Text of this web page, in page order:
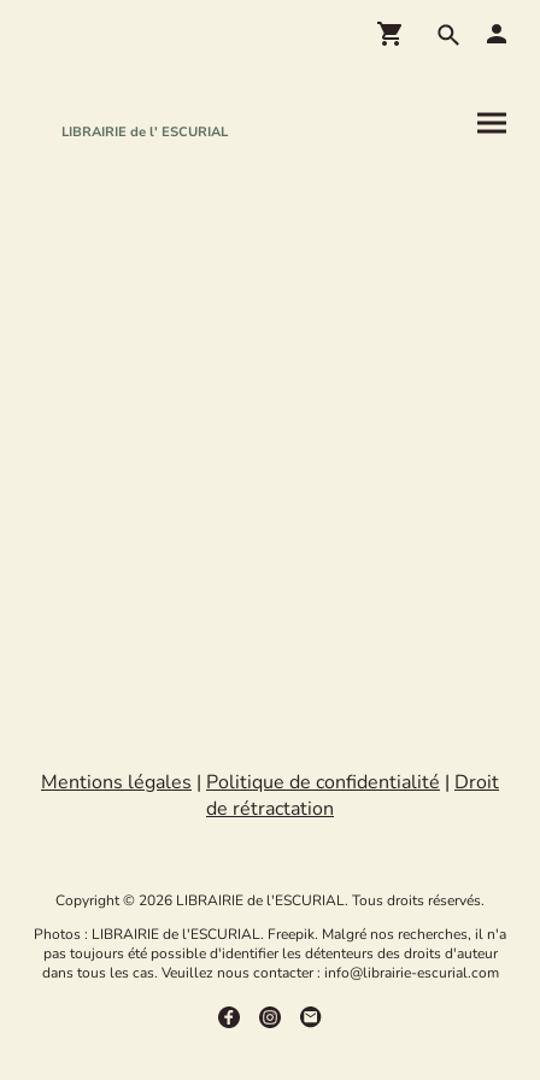
LIBRAIRIE de l' ESCURIAL
Mentions légales | Politique de confidentialité | Droit
de rétractation
Copyright © 2026 LIBRAIRIE de l'ESCURIAL. Tous droits réservés.
Photos : LIBRAIRIE de l'ESCURIAL. Freepik. Malgré nos recherches, il n'a
pas toujours été possible d'identifier les détenteurs des droits d'auteur
dans tous les cas. Veuillez nous contacter : info@librairie-escurial.com